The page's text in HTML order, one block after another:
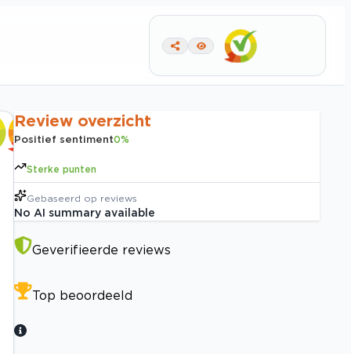
Review overzicht
Positief sentiment0%
Sterke punten
Gebaseerd op reviews
No AI summary available
Geverifieerde reviews
Top beoordeeld